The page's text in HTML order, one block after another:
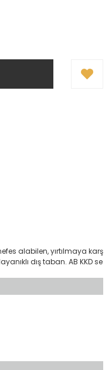
alabilen, yırtılmaya karş
dış taban. AB KKD se